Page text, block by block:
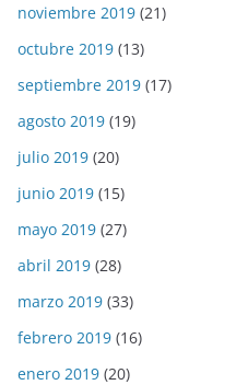
noviembre 2019 (21)
octubre 2019 (13)
septiembre 2019 (17)
agosto 2019 (19)
julio 2019 (20)
junio 2019 (15)
mayo 2019 (27)
abril 2019 (28)
marzo 2019 (33)
febrero 2019 (16)
enero 2019 (20)